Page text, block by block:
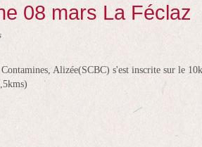
08 mars La Féclaz
Alizée(SCBC) s'est inscrite sur le